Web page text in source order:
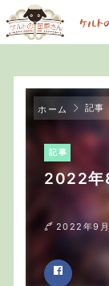
ホーム 記事
記事
2022年
2022年9